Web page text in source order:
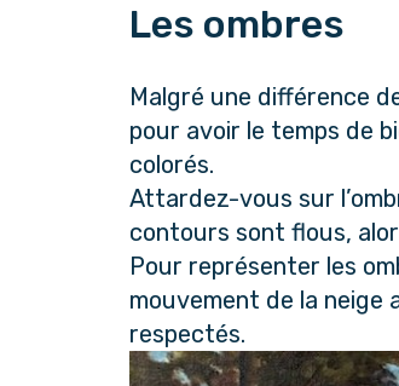
Les ombres
Malgré une différence
pour avoir le temps de
colorés.
Attardez-vous sur
contours sont flous,
Pour représenter les
mouvement de la neige
respectés.